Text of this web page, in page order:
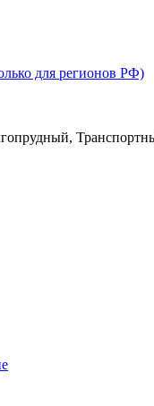
для регионов РФ)